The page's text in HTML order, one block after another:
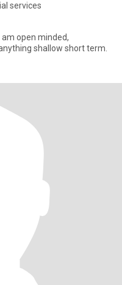
services
Not here for anything shallow short term.